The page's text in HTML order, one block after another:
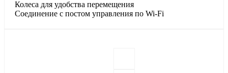
Колеса для удобства перемещения
Соединение с постом управления по Wi-Fi